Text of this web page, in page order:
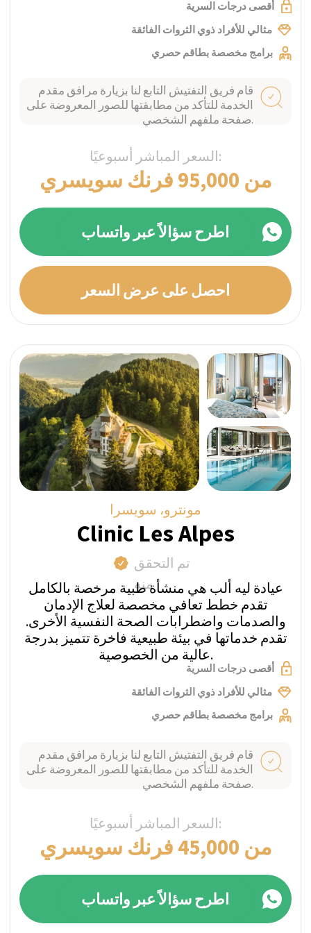
زيورخ، سويسرا
The Balance RehabClinic
تم التحقق
السعر المباشر أسبوعيًا:
إدمان لصحة النفسية وعلاج الإدمان، مع تقديم
رعاية فردية لكل عميل وعلاج متعدد التخصصات
مصمم خصيصًا لكل حالة.
من 24,800 فرنك سويسري
احصل على عرض السعر
اطرح سؤالاً عبر واتساب
قام فريق التفتيش التابع لنا بزيارة مرافق مقدم
مثالي للأفراد ذوي الثروات الفائقة
برامج مخصصة بطاقم حصري
مايرينغن، سويسرا
Private Clinic Meiringen
تم التحقق
منه
تقع عيادة مايرينغن الخاصة، المركز الرائد للصحة
النفسية، في قلب سويسرا بوادي هاسلي بمنطقة
برنر أوبرلاند. نستقبل في هذه العيادة الأشخاص
الذين يعانون من جميع أنواع الأمراض النفسية.
اطرح سؤالاً عبر واتساب
فردي
احصل على عرض السعر
قام فريق التفتيش التابع لنا بزيارة مرافق مقدم
الخدمة للتأكد من مطابقتها للصور المعروضة على
صفحة ملفهم الشخصي.